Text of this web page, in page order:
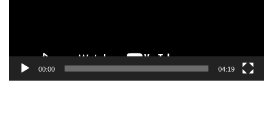
00:00 04:19